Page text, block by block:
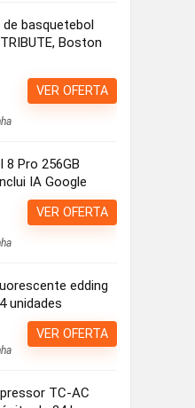
basquetebol
Boston
VER OFERTA
8 Pro 256GB
IA Google
VER OFERTA
edding
unidades
VER OFERTA
TC-AC